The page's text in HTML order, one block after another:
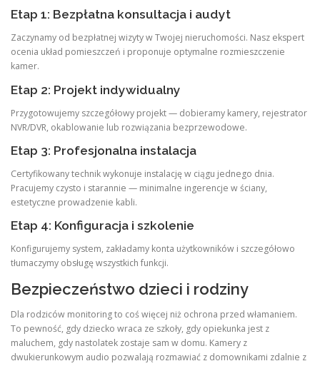
Etap 1: Bezpłatna konsultacja i audyt
Zaczynamy od bezpłatnej wizyty w Twojej nieruchomości. Nasz ekspert
ocenia układ pomieszczeń i proponuje optymalne rozmieszczenie
kamer.
Etap 2: Projekt indywidualny
Przygotowujemy szczegółowy projekt — dobieramy kamery, rejestrator
NVR/DVR, okablowanie lub rozwiązania bezprzewodowe.
Etap 3: Profesjonalna instalacja
Certyfikowany technik wykonuje instalację w ciągu jednego dnia.
Pracujemy czysto i starannie — minimalne ingerencje w ściany,
estetyczne prowadzenie kabli.
Etap 4: Konfiguracja i szkolenie
Konfigurujemy system, zakładamy konta użytkowników i szczegółowo
tłumaczymy obsługę wszystkich funkcji.
Bezpieczeństwo dzieci i rodziny
Dla rodziców monitoring to coś więcej niż ochrona przed włamaniem.
To pewność, gdy dziecko wraca ze szkoły, gdy opiekunka jest z
maluchem, gdy nastolatek zostaje sam w domu. Kamery z
dwukierunkowym audio pozwalają rozmawiać z domownikami zdalnie z